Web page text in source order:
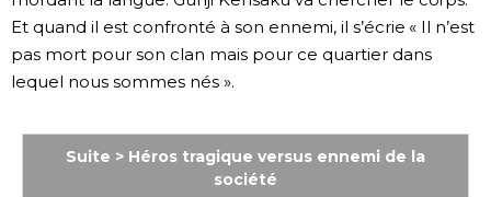
Et quand il est confronté à son ennemi, il s’écrie « Il n’est
pas mort pour son clan mais pour ce quartier dans
lequel nous sommes nés ».
Suite > Héros tragique versus ennemi de la
société